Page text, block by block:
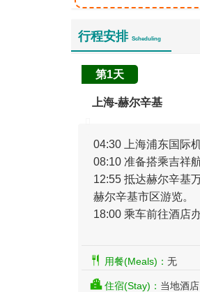
行程安排 Scheduling
第1天
上海-赫尔辛基
04:30 上海浦东国际
08:10 准备搭乘吉祥
12:55 抵达赫尔辛基
赫尔辛基市区游览。
18:00 乘车前往酒店
用餐(Meals)： 无
住宿(Stay)： 当地酒店